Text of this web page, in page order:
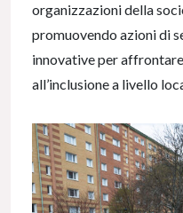
organizzazioni della
promuovendo azioni di
innovative per
all’inclusione a livello